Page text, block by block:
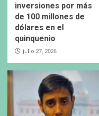
inversiones por más
de 100 millones de
dólares en el
quinquenio
julio 27, 2026